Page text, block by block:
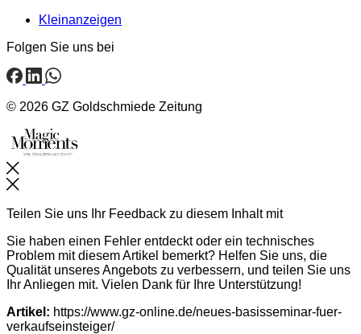
Kleinanzeigen
Folgen Sie uns bei
© 2026 GZ Goldschmiede Zeitung
Schließen
Teilen Sie uns Ihr Feedback zu diesem Inhalt mit
Sie haben einen Fehler entdeckt oder ein technisches
Problem mit diesem Artikel bemerkt? Helfen Sie uns, die
Qualität unseres Angebots zu verbessern, und teilen Sie uns
Ihr Anliegen mit. Vielen Dank für Ihre Unterstützung!
Artikel: https://www.gz-online.de/neues-basisseminar-fuer-
verkaufseinsteiger/